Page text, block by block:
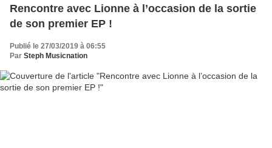
Rencontre avec Lionne à l’occasion de la sortie
de son premier EP !
Publié le 27/03/2019 à 06:55
Par Steph Musicnation